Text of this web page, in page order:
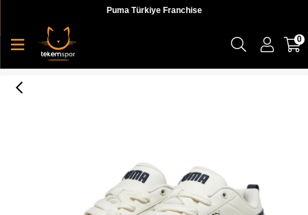
Puma Türkiye Franchise
0